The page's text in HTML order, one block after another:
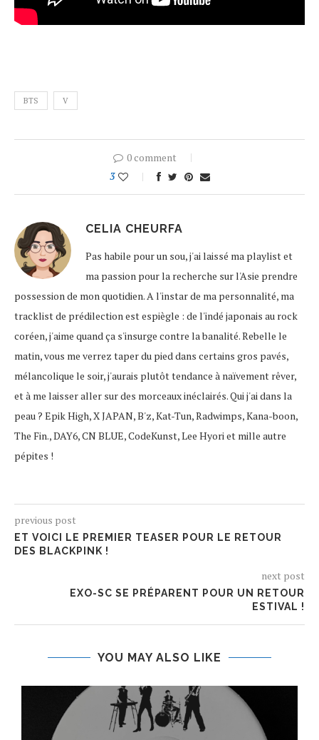
BTS V
0 comment
3
CELIA CHEURFA
Pas habile pour un sou, j'ai laissé ma playlist et
ma passion pour la recherche sur l'Asie prendre
possession de mon quotidien. A l'instar de ma personnalité, ma
tracklist de prédilection est espiègle : de l'indé japonais au rock
coréen, j'aime quand ça s'insurge contre la banalité. Rebelle le
matin, vous me verrez taper du pied dans certains gros pavés,
mélancolique le soir, j'aurais plutôt tendance à naïvement rêver,
et à me laisser aller sur des morceaux inéclairés. Qui j'ai dans la
peau ? Epik High, X JAPAN, B'z, Kat-Tun, Radwimps, Kana-boon,
The Fin., DAY6, CN BLUE, CodeKunst, Lee Hyori et mille autre
pépites !
previous post
ET VOICI LE PREMIER TEASER POUR LE RETOUR
DES BLACKPINK !
next post
EXO-SC SE PRÉPARENT POUR UN RETOUR
ESTIVAL !
YOU MAY ALSO LIKE